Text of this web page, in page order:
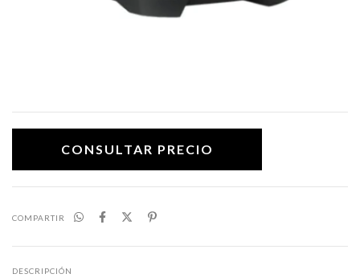
COMPARTIR
DESCRIPCIÓN